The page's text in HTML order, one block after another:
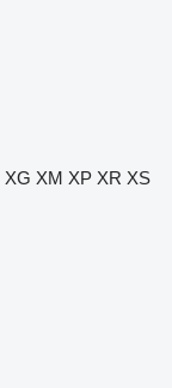
XG XM XP XR XS